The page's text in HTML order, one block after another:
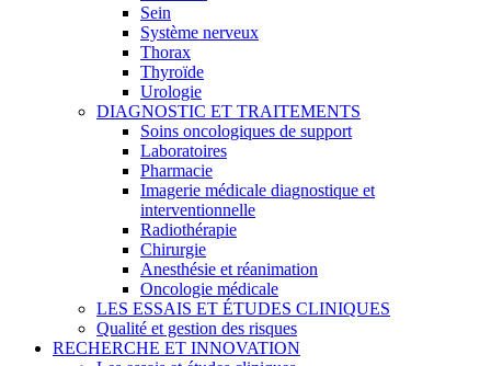
Sein
Système nerveux
Thorax
Thyroïde
Urologie
DIAGNOSTIC ET TRAITEMENTS
Soins oncologiques de support
Laboratoires
Pharmacie
Imagerie médicale diagnostique et
interventionnelle
Radiothérapie
Chirurgie
Anesthésie et réanimation
Oncologie médicale
LES ESSAIS ET ÉTUDES CLINIQUES
Qualité et gestion des risques
RECHERCHE ET INNOVATION